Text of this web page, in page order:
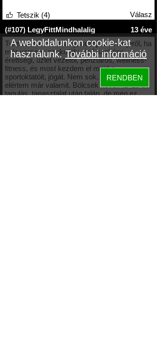
Válasz
Tetszik (4)
(#107) LegyFittMindhalalig
13 éve
Twizten! Nem verseny, kezdjük az elejéről, ha
már verseny szakmák: első szakács,
érettségi, üzlet vezetői, pénztáros, wellness-
fitness, és most kezdem el majd a
sportoktatóit, jógát. Nem sok, de azért
elértem már valamit. Bölcsek köve? :D 20 év
tanulás, tapasztalat után talán, de még ez
A weboldalunkon cookie-kat
használunk.További információ
RENDBEN